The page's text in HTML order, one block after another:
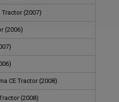
Tractor (2007)
(2006)
CE Tractor (2008)
(2008)